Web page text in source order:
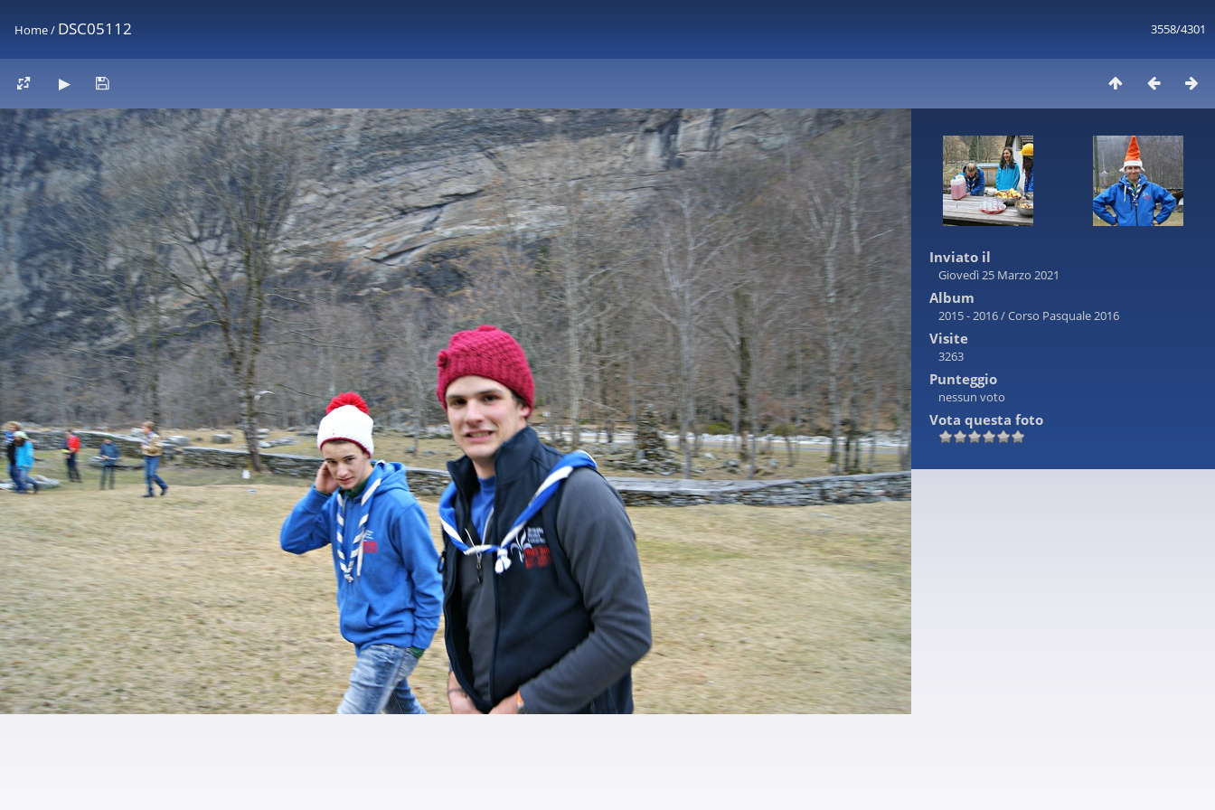
3558/4301
Home/ DSC05112
Inviato il
Giovedì 25 Marzo 2021
Album
2015 - 2016/Corso Pasquale 2016
Visite
3263
Punteggio
nessun voto
Vota questa foto